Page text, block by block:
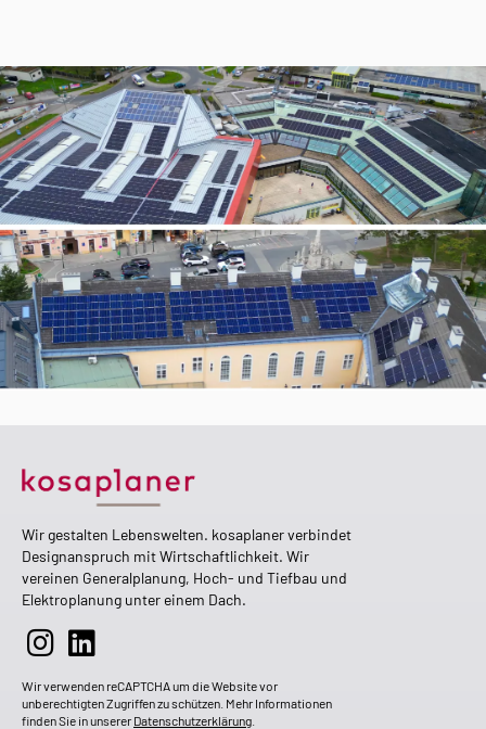
Wir gestalten Lebenswelten. kosaplaner verbindet
Designanspruch mit Wirtschaftlichkeit. Wir
vereinen Generalplanung, Hoch- und Tiefbau und
Elektroplanung unter einem Dach.
Wir verwenden reCAPTCHA um die Website vor
unberechtigten Zugriffen zu schützen. Mehr Informationen
finden Sie in unserer Datenschutzerklärung